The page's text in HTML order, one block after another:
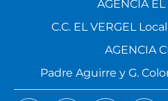
C.C. EL VERGEL
AGENCIA
Padre Aguirre y G.